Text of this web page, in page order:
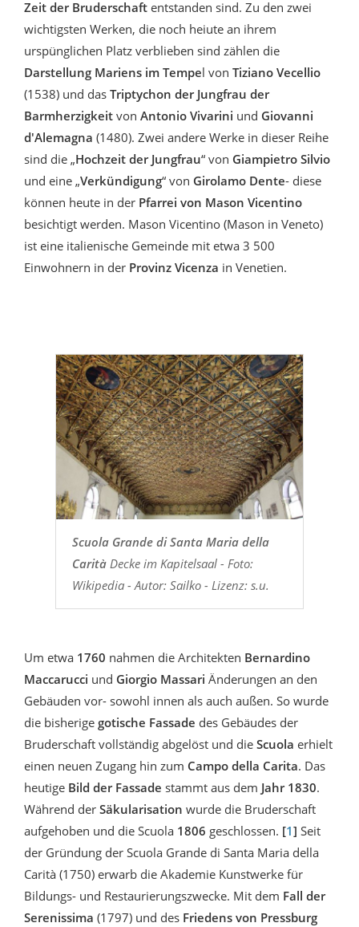
Zeit der Bruderschaft entstanden sind. Zu den zwei
wichtigsten Werken, die noch heiute an ihrem
urspünglichen Platz verblieben sind zählen die
Darstellung Mariens im Tempel von Tiziano Vecellio
(1538) und das Triptychon der Jungfrau der
Barmherzigkeit von Antonio Vivarini und Giovanni
d'Alemagna (1480). Zwei andere Werke in dieser Reihe
sind die „Hochzeit der Jungfrau“ von Giampietro Silvio
und eine „Verkündigung“ von Girolamo Dente- diese
können heute in der Pfarrei von Mason Vicentino
besichtigt werden. Mason Vicentino (Mason in Veneto)
ist eine italienische Gemeinde mit etwa 3 500
Einwohnern in der Provinz Vicenza in Venetien.
Scuola Grande di Santa Maria della
CaritàDecke im Kapitelsaal - Foto:
Wikipedia - Autor: Sailko - Lizenz: s.u.
Um etwa 1760 nahmen die Architekten Bernardino
Maccarucci und Giorgio Massari Änderungen an den
Gebäuden vor- sowohl innen als auch außen. So wurde
die bisherige gotische Fassade des Gebäudes der
Bruderschaft vollständig abgelöst und die Scuola erhielt
einen neuen Zugang hin zum Campo della Carita. Das
heutige Bild der Fassade stammt aus dem Jahr 1830.
Während der Säkularisation wurde die Bruderschaft
aufgehoben und die Scuola 1806 geschlossen. [1] Seit
der Gründung der Scuola Grande di Santa Maria della
Carità (1750) erwarb die Akademie Kunstwerke für
Bildungs- und Restaurierungszwecke. Mit dem Fall der
Serenissima (1797) und des Friedens von Pressburg